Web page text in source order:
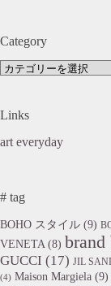
Category
Category
Links
art everyday
# tag
BOHO スタイル (9)
VENETA(8) brand
GUCCI (17) JIL
(4) Maison Margiela (9)